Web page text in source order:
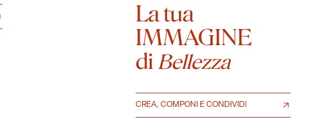
La tua
IMMAGINE
di Bellezza
CREA, COMPONI E CONDIVIDI